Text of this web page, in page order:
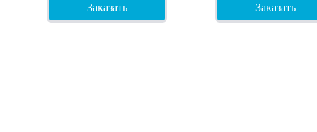
Заказать Заказать